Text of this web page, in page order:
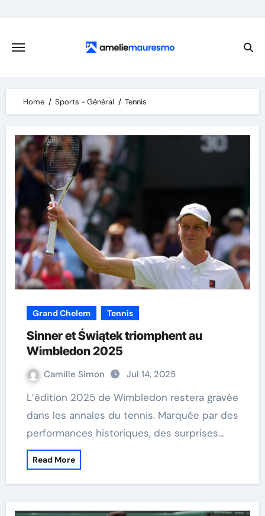
content
Home Sports - Général Tennis
Grand Chelem Tennis
Sinner et Świątek triomphent au
Wimbledon 2025
Camille Simon Jul 14, 2025
L’édition 2025 de Wimbledon restera gravée
dans les annales du tennis. Marquée par des
performances historiques, des surprises…
Read More